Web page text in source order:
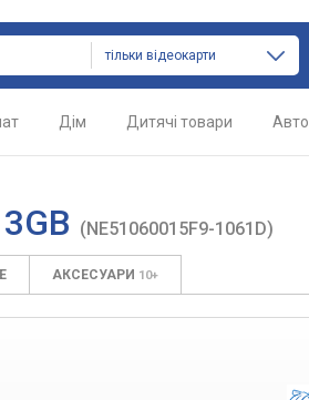
тільки відеокарти
Дім Дитячі товари Авто
(NE51060015F9-1061D)
АКСЕСУАРИ 10+